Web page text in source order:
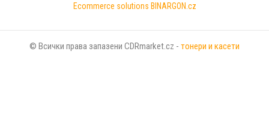
Ecommerce solutions BINARGON.cz
© Всички права запазени CDRmarket.cz - тонери и касети